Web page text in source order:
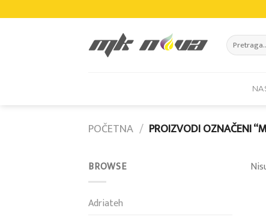
to
Pretraži:
POČETNA / PROIZVODI OZNAČENI
BROWSE
Adriateh